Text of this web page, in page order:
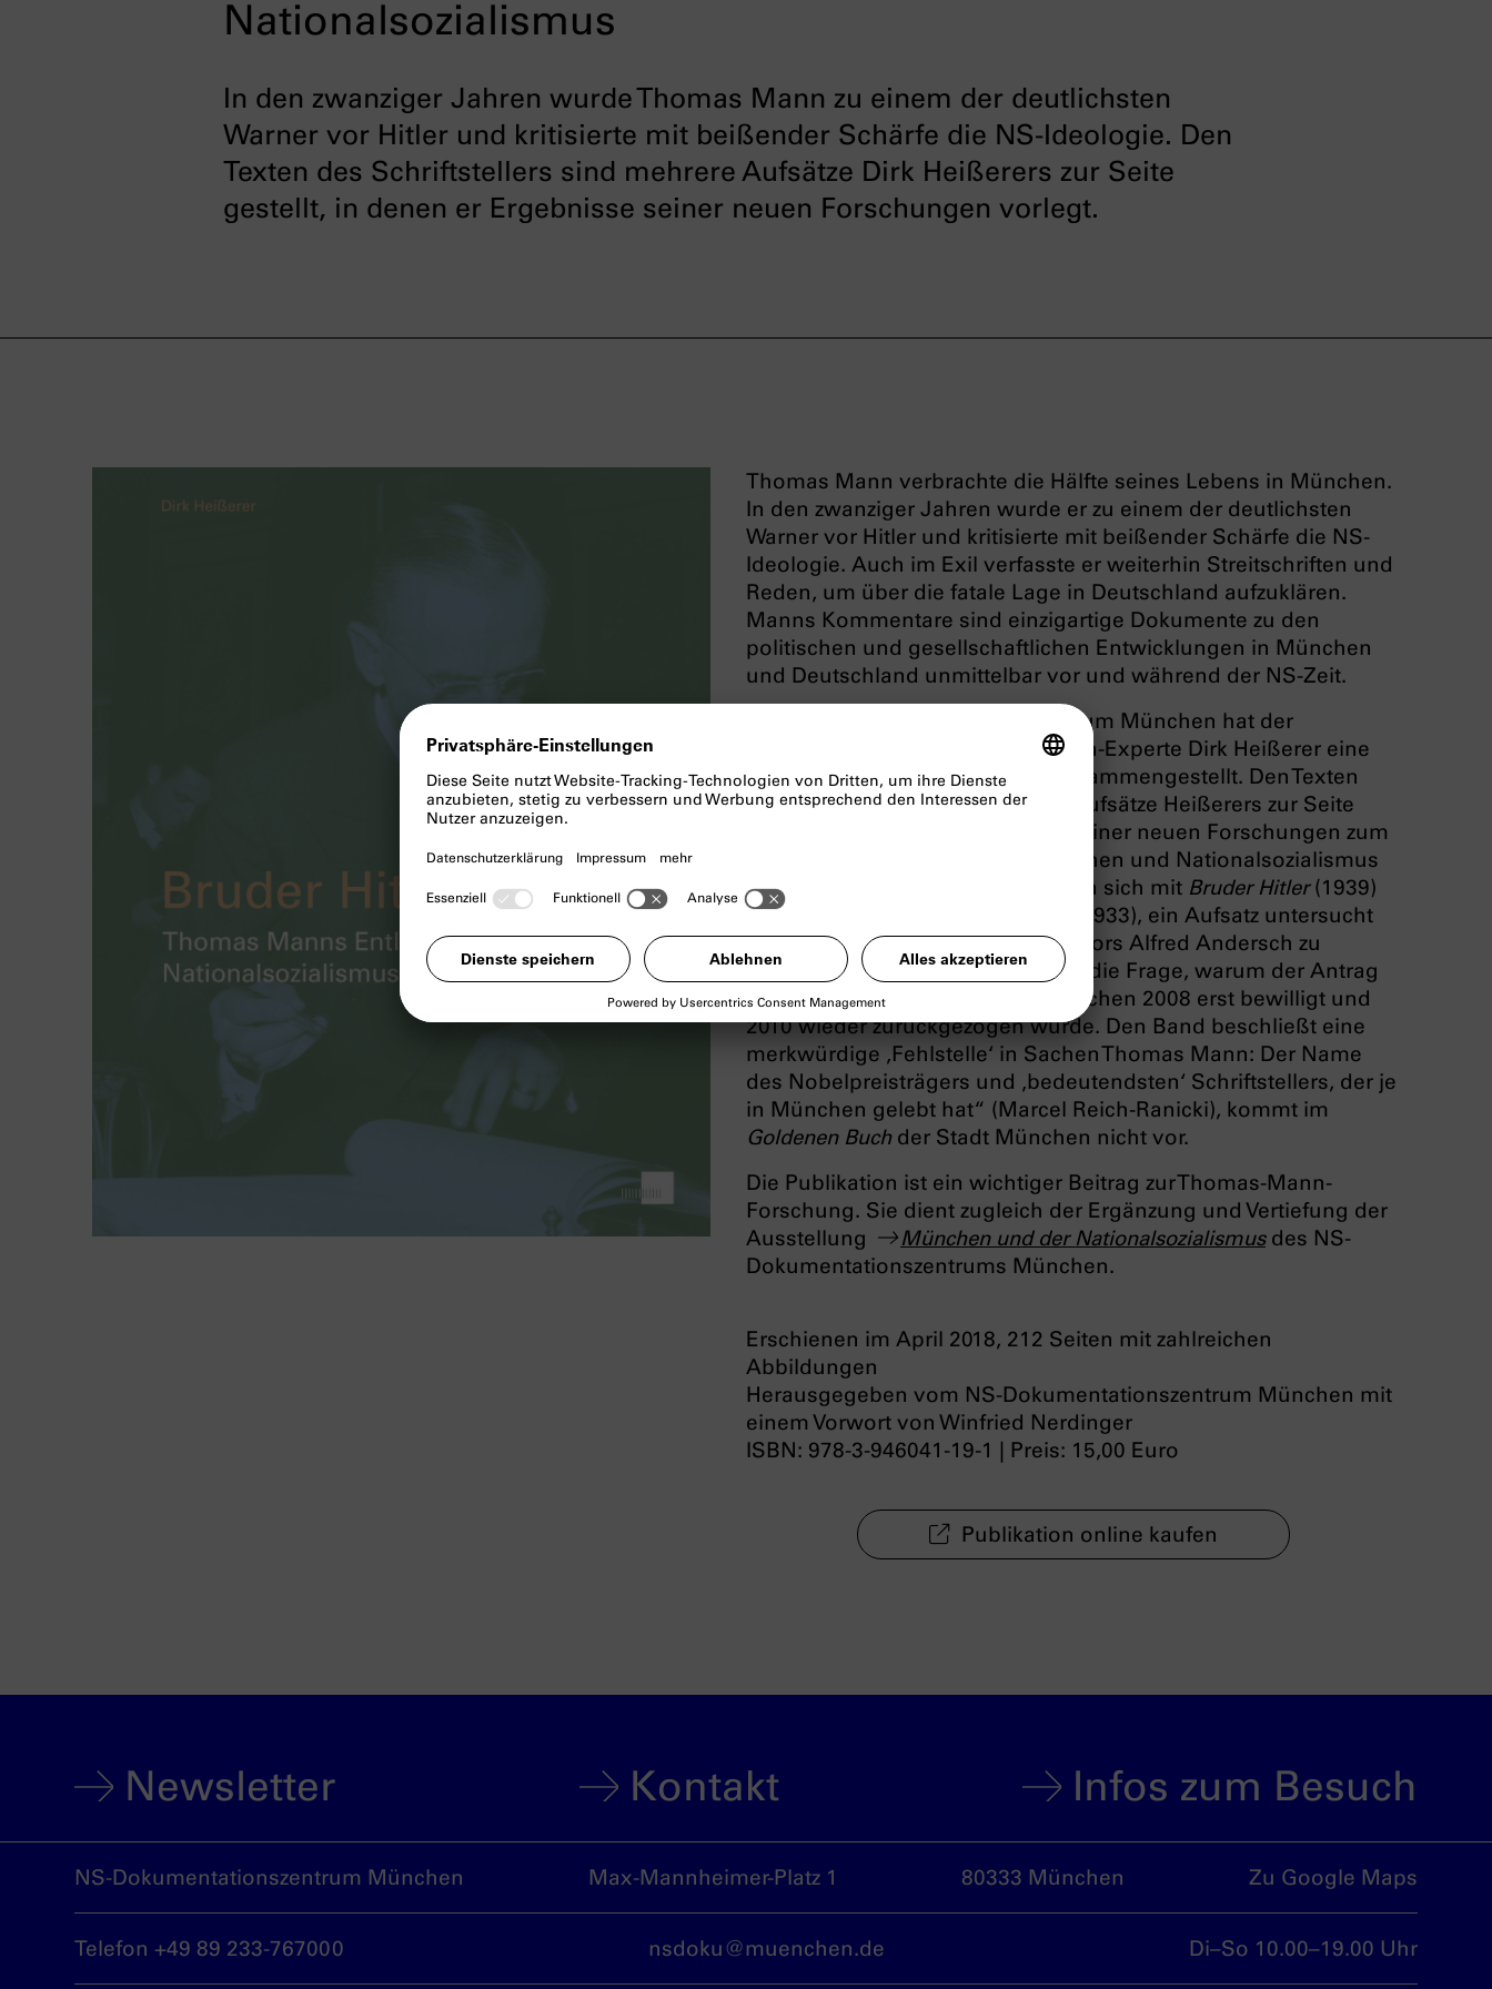
Nationalsozialismus
In den zwanziger Jahren wurde Thomas Mann zu einem der deutlichsten
Warner vor Hitler und kritisierte mit beißender Schärfe die NS-Ideologie. Den
Texten des Schriftstellers sind mehrere Aufsätze Dirk Heißerers zur Seite
gestellt, in denen er Ergebnisse seiner neuen Forschungen vorlegt.
Thomas Mann verbrachte die Hälfte seines Lebens in München.
In den zwanziger Jahren wurde er zu einem der deutlichsten
Warner vor Hitler und kritisierte mit beißender Schärfe die NS-
Ideologie. Auch im Exil verfasste er weiterhin Streitschriften und
Reden, um über die fatale Lage in Deutschland aufzuklären.
Manns Kommentare sind einzig­artige Dokumente zu den
politischen und gesellschaftlichen Entwick­lun­gen in München
und Deutsch­land unmittelbar vor und während der NS-Zeit.
Für das NS-Dokumentationszentrum München hat der
Literaturwissen­schaftler und Mann-Experte Dirk Heißerer eine
relevante Auswahl von Texten zusammengestellt. Den Texten
des Schriftstellers sind mehrere Aufsätze Heißerers zur Seite
gestellt, in denen er Ergebnisse seiner neuen Forschun­gen zum
Themenfeld Thomas Mann, München und National­sozialismus
vorlegt: Zwei der Studien befassen sich mit Bruder Hitler(1939)
und dem Vortrag
(1933), ein Aufsatz untersucht
das Verhältnis des Münchener Autors Alfred Andersch zu
Thomas Mann sowie ein weiterer die Frage, warum der Antrag
für ein Andersch-Denkmal in München 2008 erst bewilligt und
2010 wieder zurück­gezogen wurde. Den Band beschließt eine
merk­würdige ‚Fehlstelle‘ in Sachen Thomas Mann: Der Name
des Nobel­preisträgers und ‚bedeutendsten‘ Schriftstellers, der je
in München gelebt hat“ (Marcel Reich-Ranicki), kommt im
Goldenen Buchder Stadt München nicht vor.
Die Publikation ist ein wichtiger Beitrag zur Thomas-Mann-
Forschung. Sie dient zugleich der Ergänzung und Vertiefung der
Ausstellung
München und der Nationalsozialismus des NS-
Dokumentationszentrums München.
Erschienen im April 2018, 212 Seiten mit zahlreichen
Abbildungen
Herausgegeben vom NS-Dokumentationszentrum München mit
einem Vorwort von Winfried Nerdinger
ISBN: 978-3-946041-19-1 | Preis: 15,00 Euro
Publikation online kaufen
Newsletter Kontakt Infos zum Besuch
NS-Dokumentationszentrum München Max-Mannheimer-Platz 1 80333 München Zu Google Maps
Telefon +49 89 233-767000 nsdoku@muenchen.de Di–So 10.00–19.00 Uhr